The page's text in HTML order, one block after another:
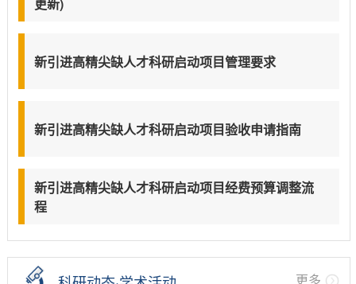
新引进高精尖缺人才科研启动项目管理要求
新引进高精尖缺人才科研启动项目验收申请指南
新引进高精尖缺人才科研启动项目经费预算调整流
程
更多